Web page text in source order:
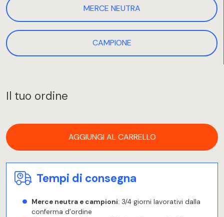
MERCE NEUTRA
CAMPIONE
Il tuo ordine
AGGIUNGI AL CARRELLO
Tempi di consegna
Merce neutra e campioni: 3/4 giorni lavorativi dalla
conferma d’ordine